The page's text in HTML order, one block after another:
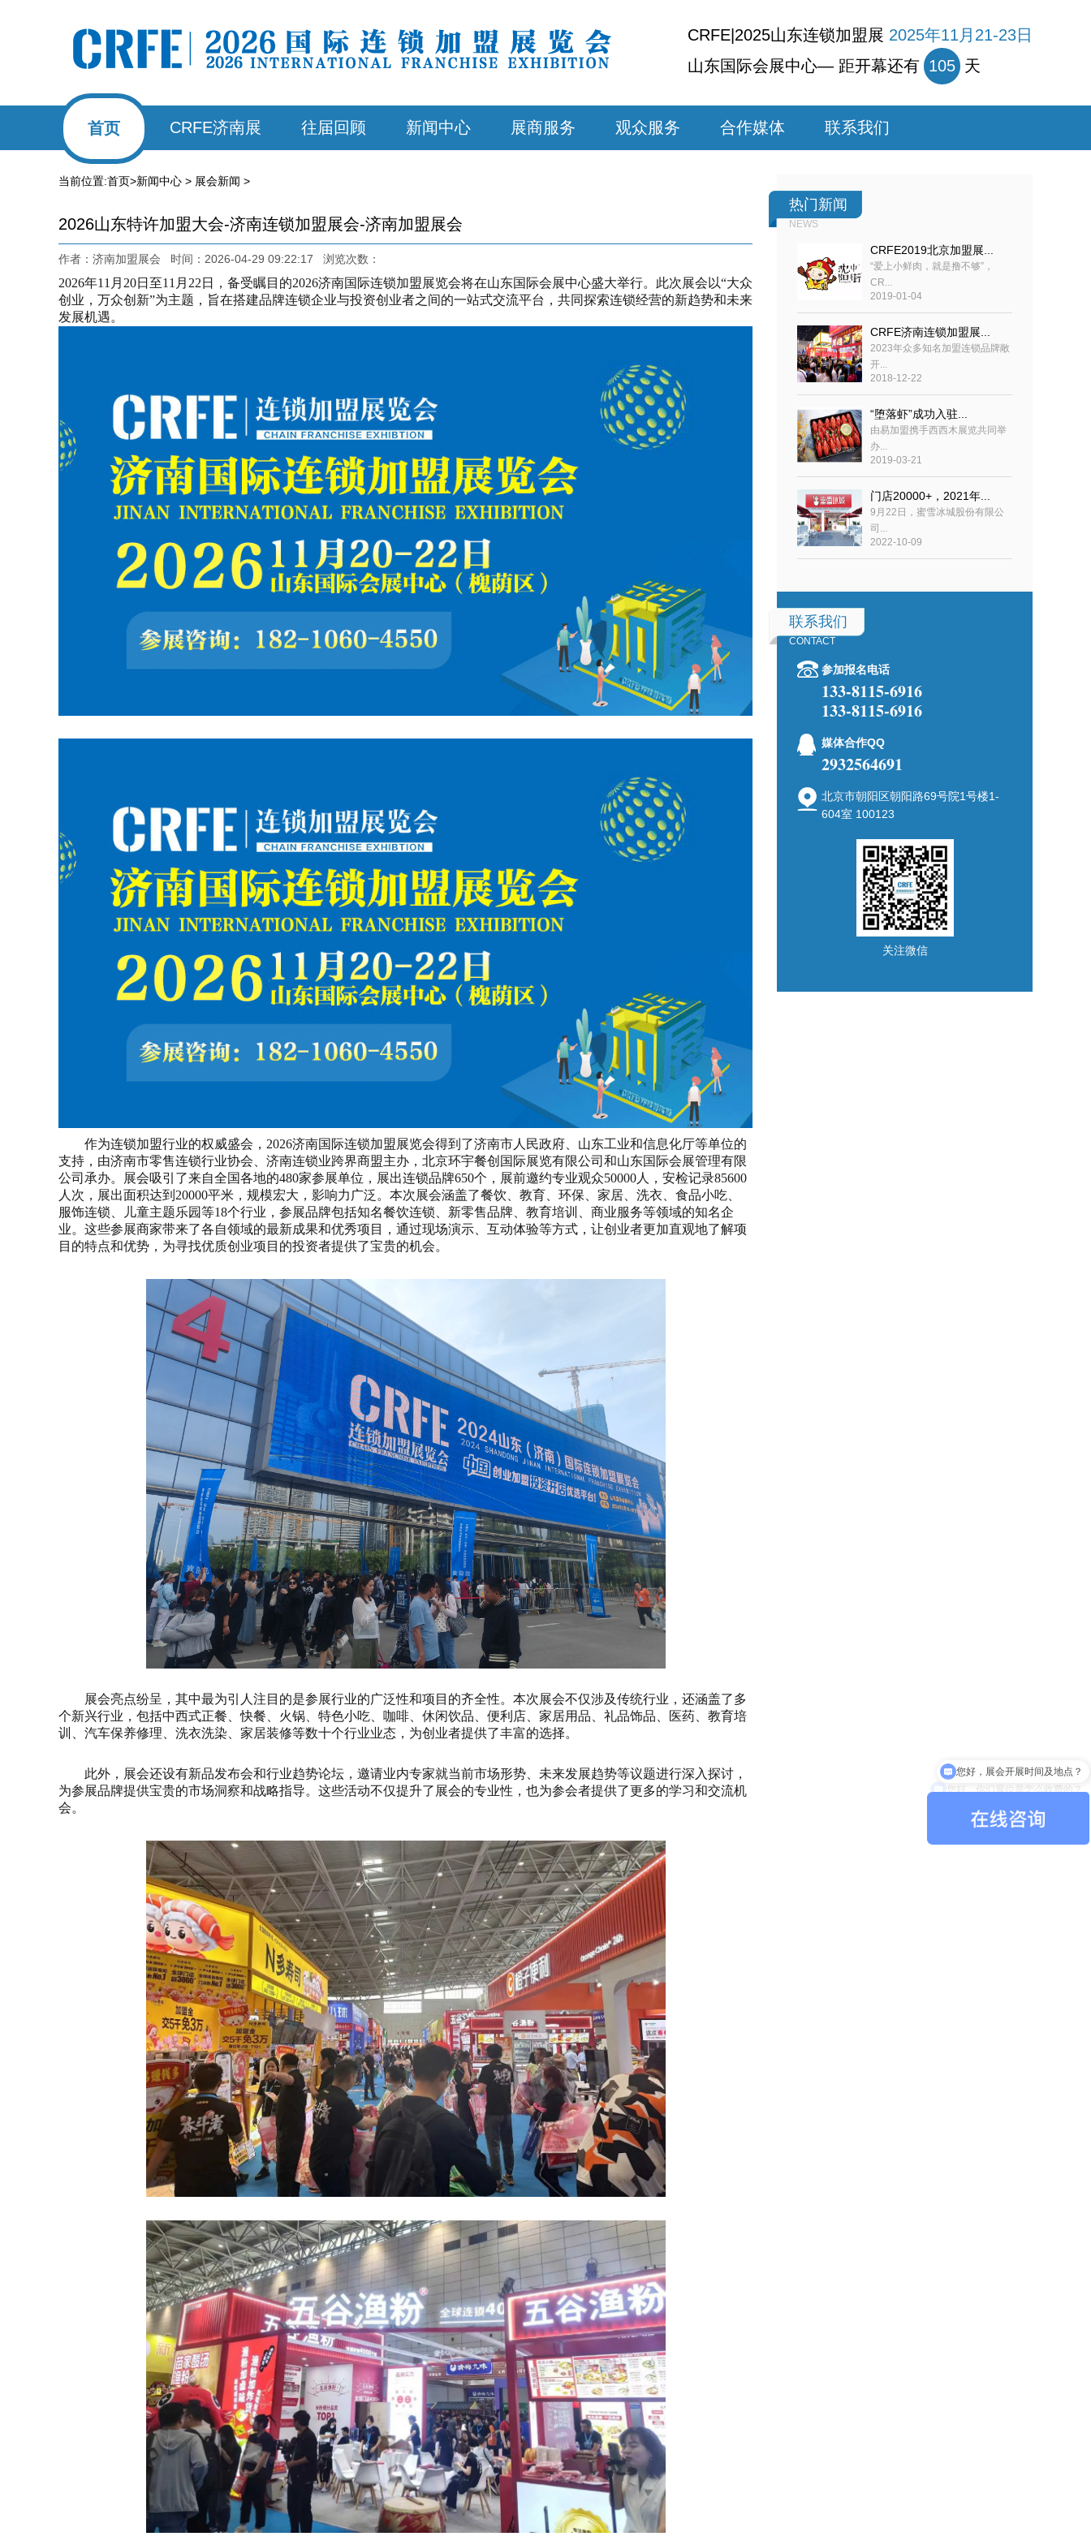
CRFE|2025山东连锁加盟展 2025年11月21-23日
山东国际会展中心— 距开幕还有 105 天
首页 CRFE济南展 往届回顾 新闻中心 展商服务 观众服务 合作媒体 联系我们
当前位置:首页>新闻中心 > 展会新闻 >
2026山东特许加盟大会-济南连锁加盟展会-济南加盟展会
作者：济南加盟展会 时间：2026-04-29 09:22:17 浏览次数：
2026年11月20日至11月22日，备受瞩目的2026济南国际连锁加盟展览会将在山东国际会展中心盛大举行。此次展会以“大众
创业，万众创新”为主题，旨在搭建品牌连锁企业与投资创业者之间的一站式交流平台，共同探索连锁经营的新趋势和未来
发展机遇。
作为连锁加盟行业的权威盛会，2026济南国际连锁加盟展览会得到了济南市人民政府、山东工业和信息化厅等单位的
支持，由济南市零售连锁行业协会、济南连锁业跨界商盟主办，北京环宇餐创国际展览有限公司和山东国际会展管理有限
公司承办。展会吸引了来自全国各地的480家参展单位，展出连锁品牌650个，展前邀约专业观众50000人，安检记录85600
人次，展出面积达到20000平米，规模宏大，影响力广泛。本次展会涵盖了餐饮、教育、环保、家居、洗衣、食品小吃、
服饰连锁、儿童主题乐园等18个行业，参展品牌包括知名餐饮连锁、新零售品牌、教育培训、商业服务等领域的知名企
业。这些参展商家带来了各自领域的最新成果和优秀项目，通过现场演示、互动体验等方式，让创业者更加直观地了解项
目的特点和优势，为寻找优质创业项目的投资者提供了宝贵的机会。
展会亮点纷呈，其中最为引人注目的是参展行业的广泛性和项目的齐全性。本次展会不仅涉及传统行业，还涵盖了多
个新兴行业，包括中西式正餐、快餐、火锅、特色小吃、咖啡、休闲饮品、便利店、家居用品、礼品饰品、医药、教育培
训、汽车保养修理、洗衣洗染、家居装修等数十个行业业态，为创业者提供了丰富的选择。
此外，展会还设有新品发布会和行业趋势论坛，邀请业内专家就当前市场形势、未来发展趋势等议题进行深入探讨，
为参展品牌提供宝贵的市场洞察和战略指导。这些活动不仅提升了展会的专业性，也为参会者提供了更多的学习和交流机
会。
热门新闻
NEWS
CRFE2019北京加盟展...
“爱上小鲜肉，就是撸不够”，
CR...
2019-01-04
CRFE济南连锁加盟展...
2023年众多知名加盟连锁品牌敞
开...
2018-12-22
“堕落虾”成功入驻...
由易加盟携手西西木展览共同举
办...
2019-03-21
门店20000+，2021年...
9月22日，蜜雪冰城股份有限公
司...
2022-10-09
联系我们
CONTACT
参加报名电话
133-8115-6916
133-8115-6916
媒体合作QQ
2932564691
北京市朝阳区朝阳路69号院1号楼1-
604室 100123
关注微信
您好，你们展位是怎么收费的？